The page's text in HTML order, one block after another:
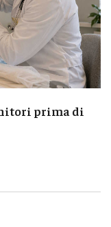
prima di